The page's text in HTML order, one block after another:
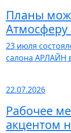
Планы
23 июля
салона АРЛАЙН в
22.07.2026
Рабочее
акцентом